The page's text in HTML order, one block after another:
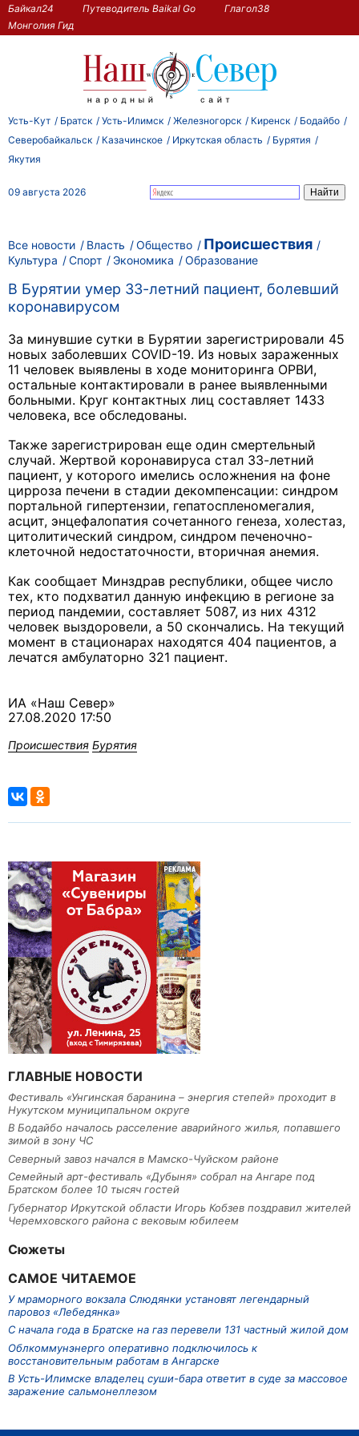
Байкал24 Путеводитель Baikal Go
Глагол38
Монголия Гид
Усть-Кут Братск Усть-Илимск Железногорск Киренск
Бодайбо
Северобайкальск
Казачинское Иркутская область
Бурятия
Якутия
09 августа 2026
Все новости Власть Общество Происшествия
Культура Спорт Экономика Образование
В Бурятии умер 33-летний пациент, болевший
коронавирусом
За минувшие сутки в Бурятии зарегистрировали 45
новых заболевших COVID-19. Из новых зараженных
11 человек выявлены в ходе мониторинга ОРВИ,
остальные контактировали в ранее выявленными
больными. Круг контактных лиц составляет 1433
человека, все обследованы.
Также зарегистрирован еще один смертельный
случай. Жертвой коронавируса стал 33-летний
пациент, у которого имелись осложнения на фоне
цирроза печени в стадии декомпенсации: синдром
портальной гипертензии, гепатоспленомегалия,
асцит, энцефалопатия сочетанного генеза, холестаз,
цитолитический синдром, синдром печеночно-
клеточной недостаточности, вторичная анемия.
Как сообщает Минздрав республики, общее число
тех, кто подхватил данную инфекцию в регионе за
период пандемии, составляет 5087, из них 4312
человек выздоровели, а 50 скончались. На текущий
момент в стационарах находятся 404 пациентов, а
лечатся амбулаторно 321 пациент.
ИА «Наш Север»
27.08.2020 17:50
Происшествия Бурятия
ГЛАВНЫЕ НОВОСТИ
Фестиваль «Унгинская баранина – энергия степей» проходит в
Нукутском муниципальном округе
В Бодайбо началось расселение аварийного жилья, попавшего
зимой в зону ЧС
Северный завоз начался в Мамско-Чуйском районе
Семейный арт-фестиваль «Дубыня» собрал на Ангаре под
Братском более 10 тысяч гостей
Губернатор Иркутской области Игорь Кобзев поздравил жителей
Черемховского района с вековым юбилеем
Сюжеты
САМОЕ ЧИТАЕМОЕ
У мраморного вокзала Слюдянки установят легендарный
паровоз «Лебедянка»
С начала года в Братске на газ перевели 131 частный жилой дом
Облкоммунэнерго оперативно подключилось к
восстановительным работам в Ангарске
В Усть-Илимске владелец суши-бара ответит в суде за массовое
заражение сальмонеллезом